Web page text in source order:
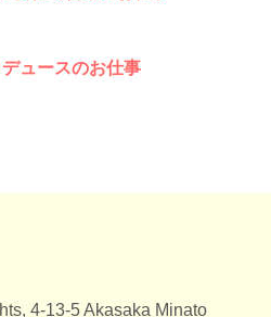
ュースのお仕事
4-13-5 Akasaka Minato